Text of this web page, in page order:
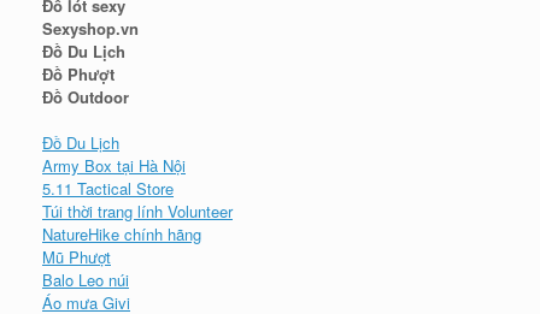
Đồ lót sexy
Sexyshop.vn
Đồ Du Lịch
Đồ Phượt
Đồ Outdoor
Đồ Du Lịch
Army Box tại Hà Nội
5.11 Tactical Store
Túi thời trang lính Volunteer
NatureHike chính hãng
Mũ Phượt
Balo Leo núi
Áo mưa Givi